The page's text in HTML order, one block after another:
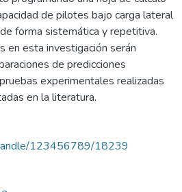
de pilotes bajo carga lateral
forma sistemática y repetitiva.
en esta investigación serán
de predicciones
experimentales realizadas
en la literatura.
123456789/18239